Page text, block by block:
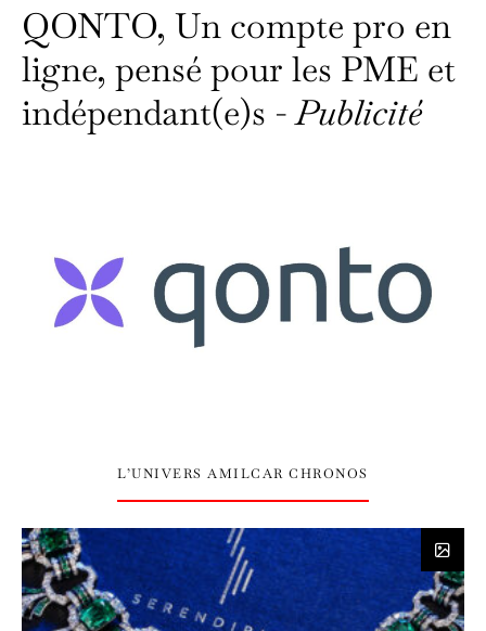
QONTO, Un compte pro en
ligne, pensé pour les PME et
indépendant(e)s -Publicité
L’UNIVERS AMILCAR CHRONOS